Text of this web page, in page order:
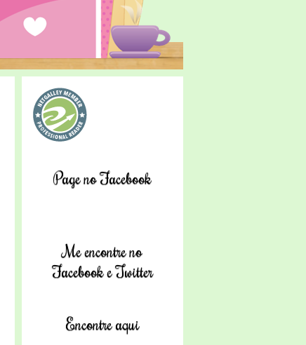
Page no Facebook
Me encontre no
Facebook e Twitter
Encontre aqui